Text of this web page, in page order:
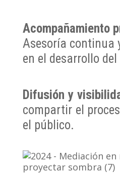
Acompañamiento
Asesoría continua
en el desarrollo
Difusión y
compartir el
el público.